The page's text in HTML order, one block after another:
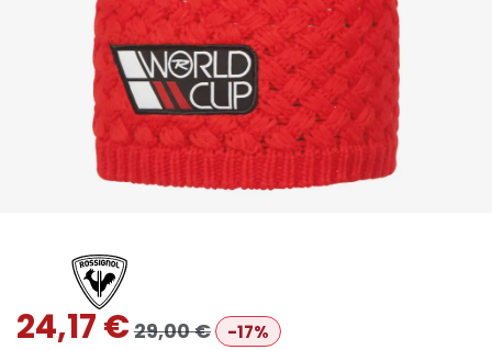
24,17€29,00€ -17%